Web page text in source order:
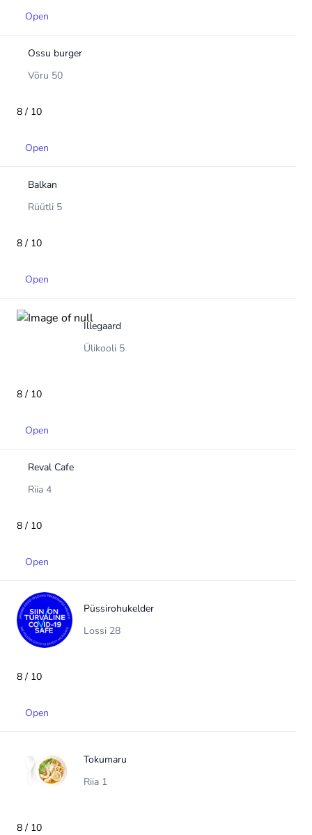
Open
Ossu burger
Võru 50
8 / 10
Open
Balkan
Rüütli 5
8 / 10
Open
Illegaard
Ülikooli 5
8 / 10
Open
Reval Cafe
Riia 4
8 / 10
Open
Püssirohukelder
Lossi 28
8 / 10
Open
Tokumaru
Riia 1
8 / 10